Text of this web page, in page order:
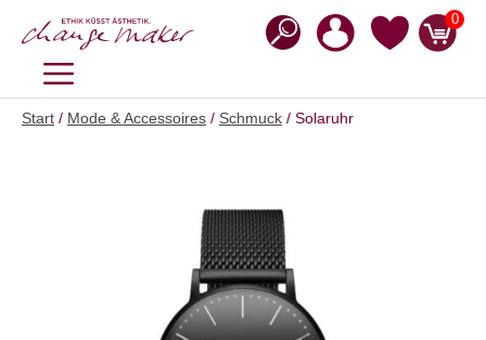
Inhalt
0
MENÜ
Start / Mode & Accessoires / Schmuck / Solaruhr